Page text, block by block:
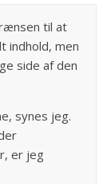
til at
indhold, men
side af den
synes jeg.
er jeg